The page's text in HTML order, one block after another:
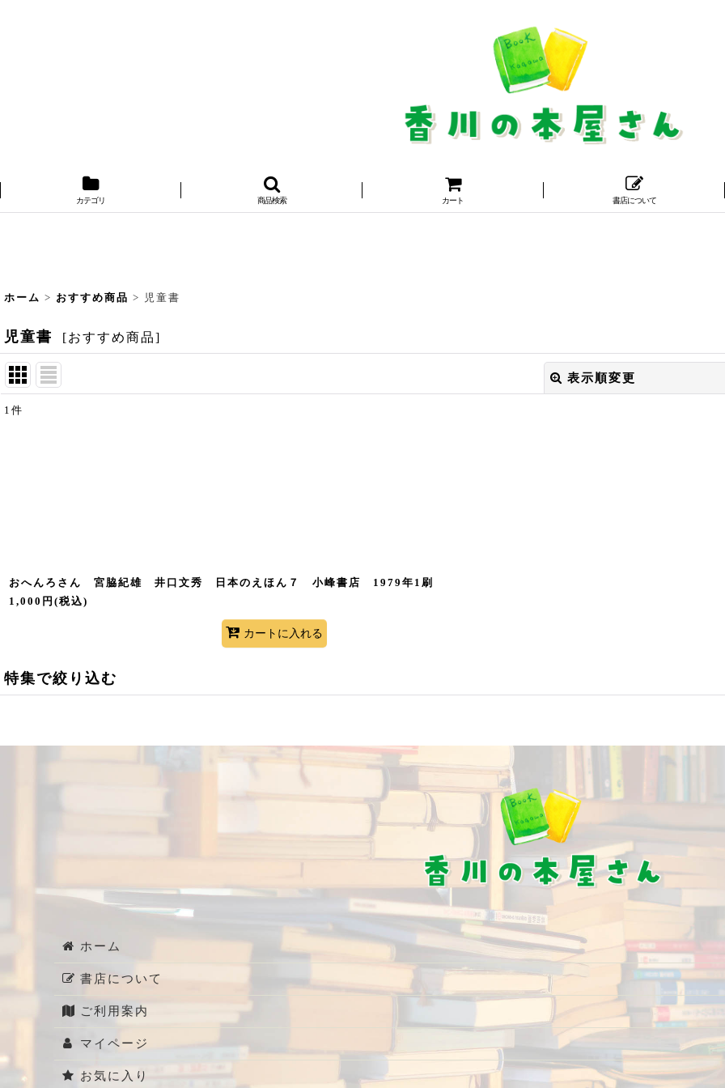
カテゴリ 商品検索 カート 書店について
ホーム > おすすめ商品 > 児童書
児童書 [おすすめ商品]
表示順変更
1 件
おへんろさん 宮脇紀雄 井口文秀 日本のえほん７ 小峰書店 1979年1刷
1,000 円 (税込)
カートに入れる
特集で絞り込む
写真が多い本
3000円～5000円
3000円～5000円の本
1万円以上の本
ホーム
書店について
ご利用案内
マイページ
お気に入り